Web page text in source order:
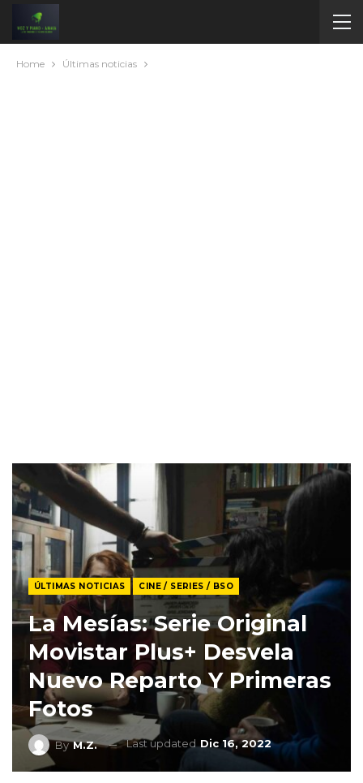
Home Últimas noticias
ÚLTIMAS NOTICIAS CINE / SERIES / BSO
La Mesías: Serie Original
Movistar Plus+ Desvela
Nuevo Reparto Y Primeras
Fotos
ByM.Z. Last updatedDic 16, 2022